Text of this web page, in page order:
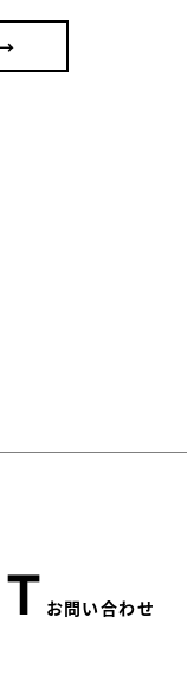
→
お問い合わせ